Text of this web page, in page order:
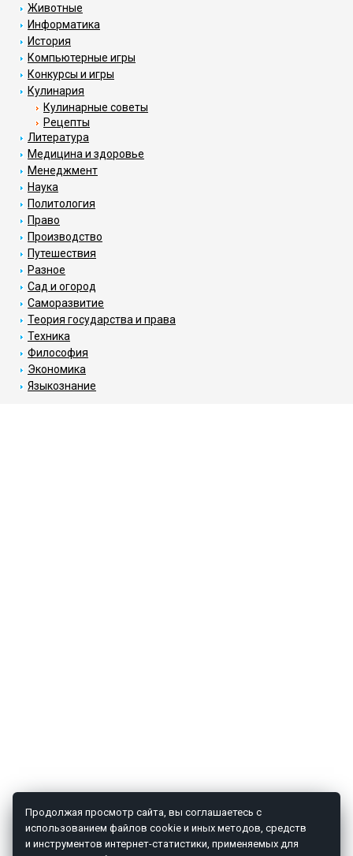
Животные
Информатика
История
Компьютерные игры
Конкурсы и игры
Кулинария
Кулинарные советы
Рецепты
Литература
Медицина и здоровье
Менеджмент
Наука
Политология
Право
Производство
Путешествия
Разное
Сад и огород
Саморазвитие
Теория государства и права
Техника
Философия
Экономика
Языкознание
Продолжая просмотр сайта, вы соглашаетесь с
использованием файлов cookie и иных методов, средств
и инструментов интернет-статистики, применяемых для